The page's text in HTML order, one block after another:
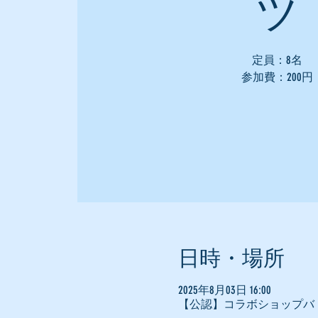
ツ
定員：8名
参加費：200円
日時・場所
2025年8月03日 16:00
【公認】コラボショップバ